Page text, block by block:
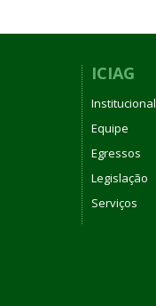
ICIAG
Institucional
Equipe
Egressos
Legislação
Serviços